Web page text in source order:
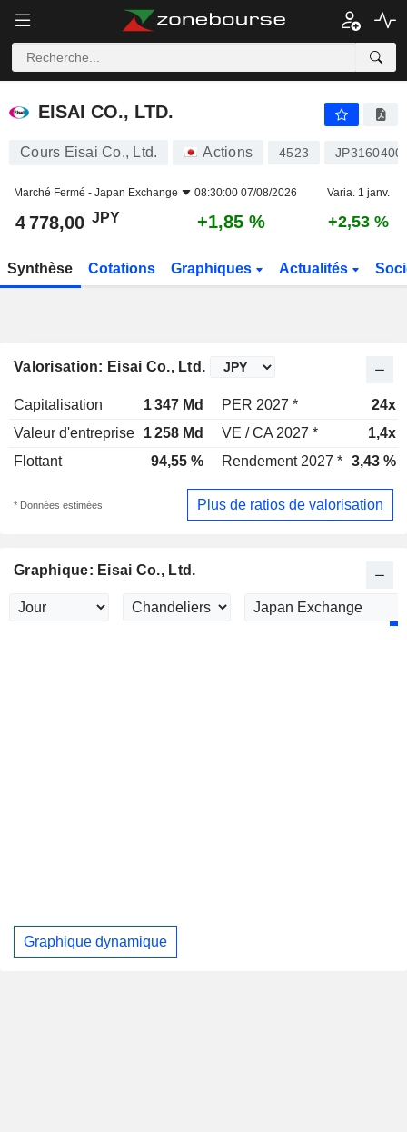
EISAI CO., LTD.
EISAI CO., LTD.
Cours Eisai Co., Ltd. Actions 4523
Marché Fermé - Japan Exchange 08:30:00 07/08/2026 Varia. 1 janv.
4 778,00 JPY +1,85 % +2,53 %
Synthèse Cotations Graphiques Actualités
Valorisation: Eisai Co., Ltd.
Capitalisation 1 347 Md PER 2027 *
24x
Valeur d'entreprise
1 258 Md VE / CA 2027 *
1,4x
Flottant
94,55 % Rendement 2027 * 3,43 %
* Données estimées Plus de ratios de valorisation
Graphique: Eisai Co., Ltd.
Graphique dynamique